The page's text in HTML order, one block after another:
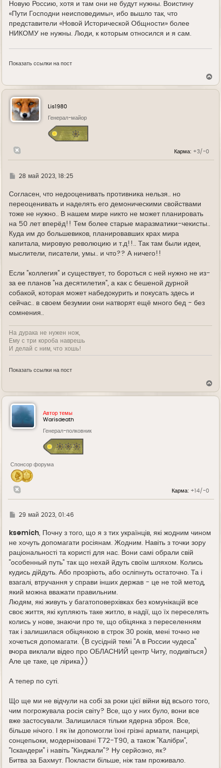
Новую Россию, хотя и там они не будут нужны. Воистину
«Пути Господни неисповедимы», ибо вышло так, что
представители «Новой Исторической Общности» более
НИКОМУ не нужны. Люди, к которым относился и я сам.
Показать ссылки на пост
е
р
ч
Lis1980
Генерал-майор
Карма: +3/-0
Г28 май 2023, 18:25
Согласен, что недооценивать противника нельзя.. но
переоценивать и наделять его демоническими свойствами
тоже не нужно.. В нашем мире никто не может планировать
на 50 лет вперёд!! Тем более старые маразматики-чекисты..
Куда им до большевиков, планировавших крах мира
капитала, мировую революцию и т.д!!.. Так там были идеи,
мыслители, писатели, умы.. и что?? А ничего!!
Если "коллегия" и существует, то бороться с ней нужно не из-
за ее планов "на десятилетия", а как с бешеной дурной
собакой, которая может набедокурить и покусать здесь и
сейчас.. в своем безумии они натворят ещё много бед - без
сомнения..
На дурака не нужен нож,
Ему с три короба наврешь
И делай с ним, что хошь!
Показать ссылки на пост
р
Автор темы
Warisdeath
Генерал-полковник
Спонсор форума
Карма: +14/-0
Г29 май 2023, 01:46
ksemich, Почну з того, що я з тих українців, які жодним чином
не хочуть допомагати росіянам. Жодним. Навіть з точки зору
раціональності та користі для нас. Вони самі обрали свій
"особенный путь" так що нехай йдуть своїм шляхом. Колись
кудись дійдуть. Або прозріють, або осліпнуть остаточно. Та і
взагалі, втручання у справи інших держав - це не той метод,
який можна вважати правильним.
Людям, які живуть у багатоповерхівках без комунікацій все
своє життя, які купляють таке житло, в надії, що їх переселять
колись у нове, знаючи про те, що обіцянка з переселенням
так і залишилася обіцянкою в строк 30 років, мені точно не
хочеться допомагати. (В сусідній темі "А в России чудеса"
вчора виклали відео про ОБЛАСНИЙ центр Читу, подивіться)
Але це таке, це лірика))
А тепер по суті.
Що ще ми не відчули на собі за роки цієї війни від всього того,
чим погрожувала росія світу? Все, що у них було, вони все
вже застосували. Залишилася тільки ядерна зброя. Все,
більше нічого. І як їм допомогли їхні грізні армати, панцирі,
сонцепьоки, модернізовані Т72-Т90, а також "Калібри",
"Іскандери" і навіть "Кінджали"? Ну серйозно, як?
Битва за Бахмут. Покласти більше, ніж там проживало.